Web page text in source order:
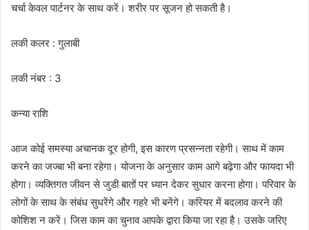
चर्चा केवल पार्टनर के साथ करें। शरीर पर सूजन हो सकती है।
लकी कलर : गुलाबी
लकी नंबर : 3
कन्या राशि
आज कोई समस्या अचानक दूर होगी, इस कारण प्रसन्नता रहेगी। साथ में काम
करने का जज्बा भी बना रहेगा। योजना के अनुसार काम आगे बढ़ेगा और फायदा भी
होगा। व्यक्तिगत जीवन से जुडी बातों पर ध्यान देकर सुधार करना होगा। परिवार के
लोगों के साथ के संबंध सुधरेंगे और गहरे भी बनेंगे। करियर में बदलाव करने की
कोशिश न करें। जिस काम का चुनाव आपके द्वारा किया जा रहा है। उसके जरिए